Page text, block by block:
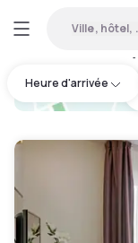
Ville, hôtel,
Heure d'arrivée